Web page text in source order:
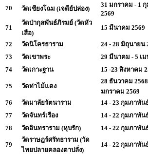
70 วัดเชียงโฉม (เจดีย์ปล่อง)
31 มกราคม - 1
2569
71
วัดป่ากุลพันธ์ภิรมย์ (วัดหัว
เสือ)
15 มีนาคม 2569
72 วัดนิโครธาราม 24 - 28 มิถุนายน
73
วัดเขาพระ 29 มีนาคม - 5 เ
74
วัดเกาะฐาน 15 -23 สิงหาคม
75 วัดท่าไม้แดง
28 ธันวาคม 2568
มกราคม 2569
76 วัดมาลัยรัตนาราม 14 - 23 กุมภาพัน
77
วัดจันทร์เรือง 14 - 22 กุมภาพัน
78
วัดอินทราราม (หุบรัก) 14 - 22 กุมภาพัน
79
วัดราษฎร์ศรัทธาราม (วัด
ไทยปลายคลองตาปลั่ง)
14 - 22 กุมภาพัน